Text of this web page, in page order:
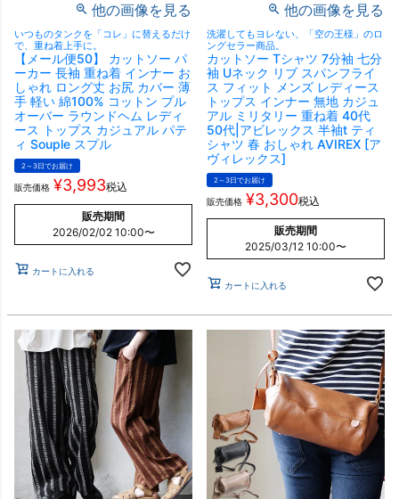
他の画像を見る
いつものタンクを「コレ」に替えるだけ
で、重ね着上手に。
【メール便50】 カットソー パ
ーカー 長袖 重ね着 インナー お
しゃれ ロング丈 お尻 カバー 薄
手 軽い 綿100% コットン プル
オーバー ラウンドヘム レディ
ース トップス カジュアル パテ
ィ Souple スプル
2～3日でお届け
販売価格 ¥3,993税込
販売期間
2026/02/02 10:00〜
カートに入れる
他の画像を見る
洗濯してもヨレない、「空の王様」のロ
ングセラー商品。
カットソー Tシャツ 7分袖 七分
袖 Uネック リブ スパンフライ
ス フィット メンズ レディース
トップス インナー 無地 カジュ
アル ミリタリー 重ね着 40代
50代|アビレックス 半袖t ティ
シャツ 春 おしゃれ AVIREX [ア
ヴィレックス]
2～3日でお届け
販売価格 ¥3,300税込
販売期間
2025/03/12 10:00〜
カートに入れる